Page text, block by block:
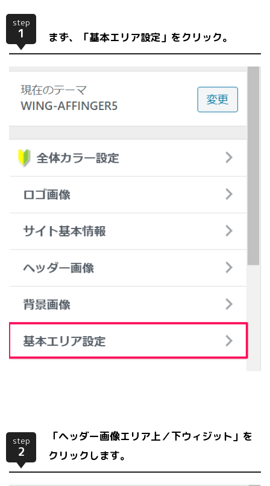
step
1 まず、「基本エリア設定」をクリック。
step
2
「ヘッダー画像エリア上／下ウィジット」を
クリックします。